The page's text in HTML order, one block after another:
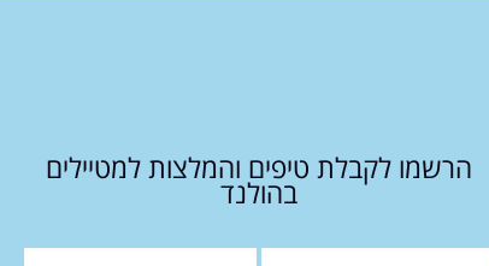
הרשמו לקבלת טיפים והמלצות למטיילים
בהולנד